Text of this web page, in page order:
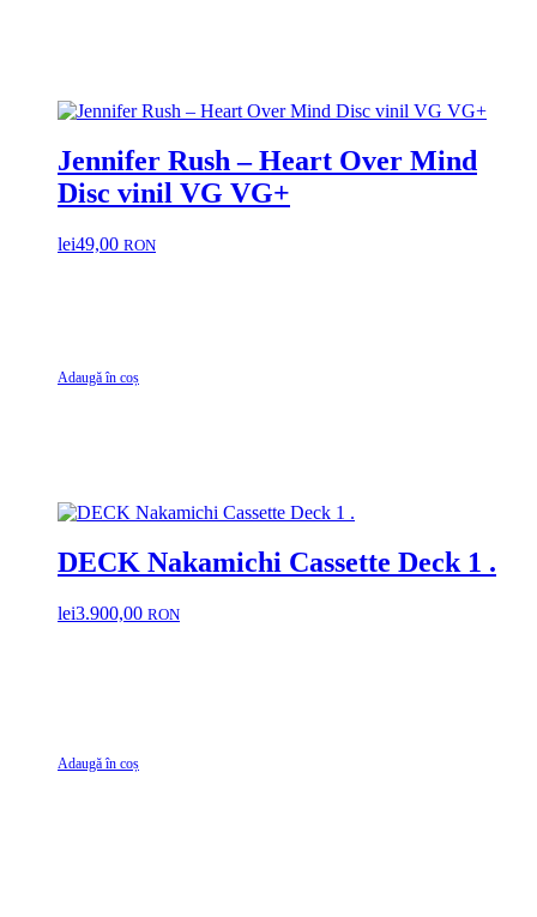
Jennifer Rush – Heart Over Mind
Disc vinil VG VG+
lei49,00 RON
Adaugă în coș
DECK Nakamichi Cassette Deck 1 .
lei3.900,00 RON
Adaugă în coș